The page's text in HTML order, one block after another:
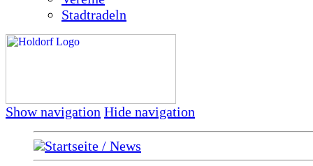
Stadtradeln
Show navigation Hide navigation
Startseite / News